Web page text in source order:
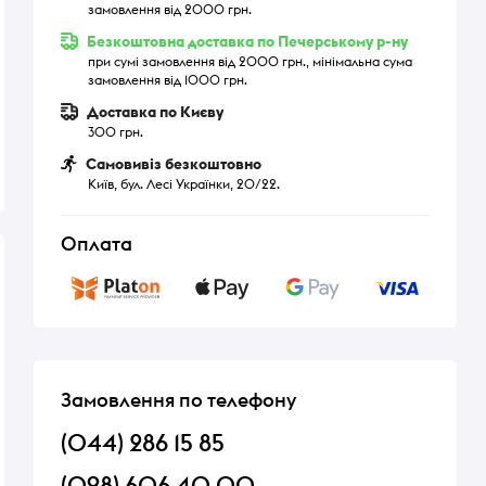
замовлення від 2000 грн.
Безкоштовна доставка по Печерському р-ну
при сумі замовлення від 2000 грн., мінімальна сума
замовлення від 1000 грн.
Доставка по Києву
300 грн.
Самовивіз безкоштовно
Київ, бул. Лесі Українки, 20/22.
Оплата
Замовлення по телефону
(044) 286 15 85